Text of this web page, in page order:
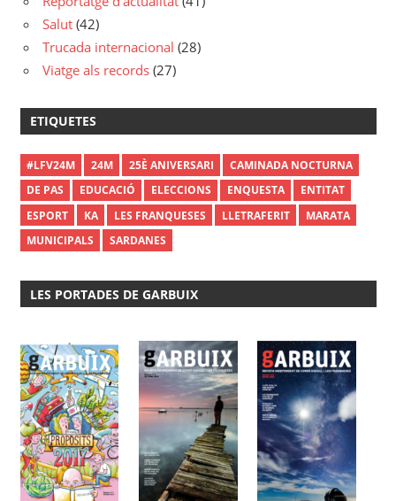
Salut (42)
Trucada internacional (28)
Viatge als records (27)
ETIQUETES
#LFV24M 24M 25È ANIVERSARI
CAMINADA NOCTURNA
DE PAS
EDUCACIÓ ELECCIONS ENQUESTA
ENTITAT
ESPORT
KA LES FRANQUESES LLETRAFERIT
MARATA
MUNICIPALS
SARDANES
LES PORTADES DE GARBUIX